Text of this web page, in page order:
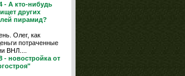
- А кто-нибудь
других
пирамид?
Олег, как
потраченные
ВНЛ....
- новостройка от